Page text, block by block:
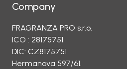
Company
FRAGRANZA PRO s.r.o.
ICO : 28175751
DIC: CZ8175751
Hermanova 597/61.